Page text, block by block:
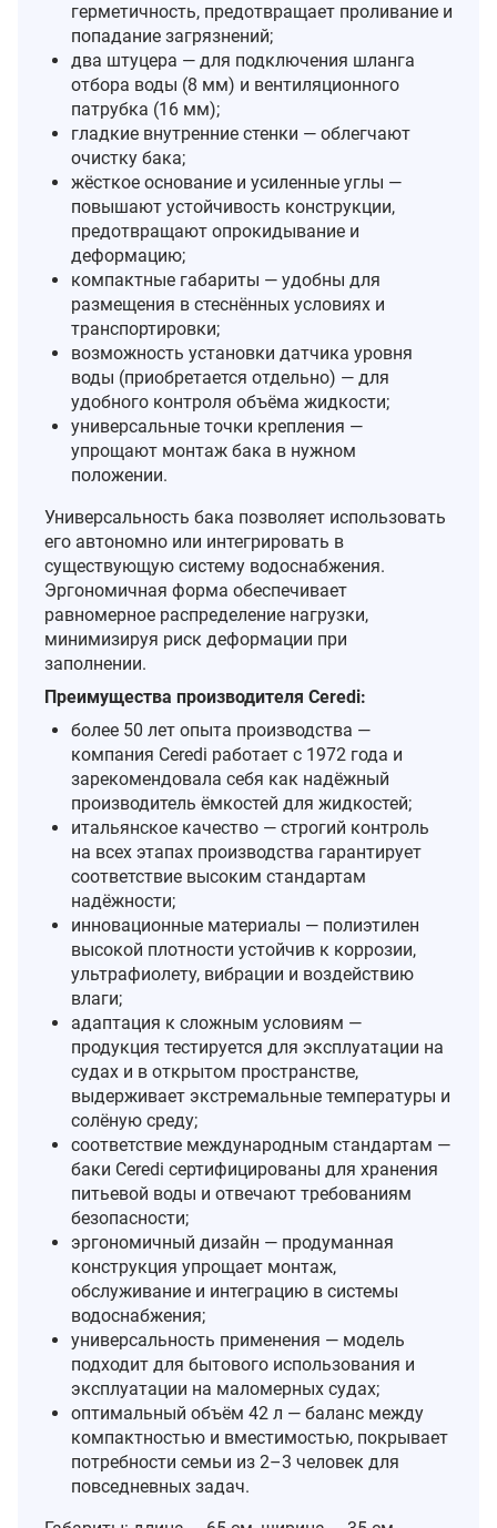
герметичность, предотвращает проливание и
попадание загрязнений;
два штуцера — для подключения шланга
отбора воды (8 мм) и вентиляционного
патрубка (16 мм);
гладкие внутренние стенки — облегчают
очистку бака;
жёсткое основание и усиленные углы —
повышают устойчивость конструкции,
предотвращают опрокидывание и
деформацию;
компактные габариты — удобны для
размещения в стеснённых условиях и
транспортировки;
возможность установки датчика уровня
воды (приобретается отдельно) — для
удобного контроля объёма жидкости;
универсальные точки крепления —
упрощают монтаж бака в нужном
положении.
Универсальность бака позволяет использовать
его автономно или интегрировать в
существующую систему водоснабжения.
Эргономичная форма обеспечивает
равномерное распределение нагрузки,
минимизируя риск деформации при
заполнении.
Преимущества производителя Ceredi:
более 50 лет опыта производства —
компания Ceredi работает с 1972 года и
зарекомендовала себя как надёжный
производитель ёмкостей для жидкостей;
итальянское качество — строгий контроль
на всех этапах производства гарантирует
соответствие высоким стандартам
надёжности;
инновационные материалы — полиэтилен
высокой плотности устойчив к коррозии,
ультрафиолету, вибрации и воздействию
влаги;
адаптация к сложным условиям —
продукция тестируется для эксплуатации на
судах и в открытом пространстве,
выдерживает экстремальные температуры и
солёную среду;
соответствие международным стандартам —
баки Ceredi сертифицированы для хранения
питьевой воды и отвечают требованиям
безопасности;
эргономичный дизайн — продуманная
конструкция упрощает монтаж,
обслуживание и интеграцию в системы
водоснабжения;
универсальность применения — модель
подходит для бытового использования и
эксплуатации на маломерных судах;
оптимальный объём 42 л — баланс между
компактностью и вместимостью, покрывает
потребности семьи из 2–3 человек для
повседневных задач.